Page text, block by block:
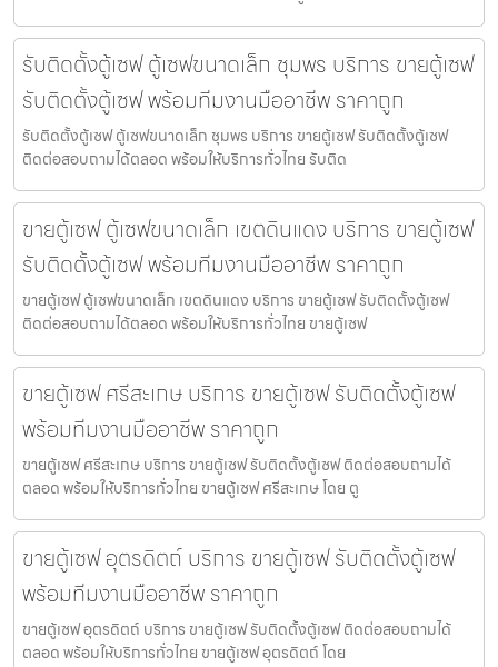
รับติดตั้งตู้เซฟ ตู้เซฟขนาดเล็ก ชุมพร บริการ ขายตู้เซฟ
รับติดตั้งตู้เซฟ พร้อมทีมงานมืออาชีพ ราคาถูก
รับติดตั้งตู้เซฟ ตู้เซฟขนาดเล็ก ชุมพร บริการ ขายตู้เซฟ รับติดตั้งตู้เซฟ
ติดต่อสอบถามได้ตลอด พร้อมให้บริการทั่วไทย รับติด
ขายตู้เซฟ ตู้เซฟขนาดเล็ก เขตดินแดง บริการ ขายตู้เซฟ
รับติดตั้งตู้เซฟ พร้อมทีมงานมืออาชีพ ราคาถูก
ขายตู้เซฟ ตู้เซฟขนาดเล็ก เขตดินแดง บริการ ขายตู้เซฟ รับติดตั้งตู้เซฟ
ติดต่อสอบถามได้ตลอด พร้อมให้บริการทั่วไทย ขายตู้เซฟ
ขายตู้เซฟ ศรีสะเกษ บริการ ขายตู้เซฟ รับติดตั้งตู้เซฟ
พร้อมทีมงานมืออาชีพ ราคาถูก
ขายตู้เซฟ ศรีสะเกษ บริการ ขายตู้เซฟ รับติดตั้งตู้เซฟ ติดต่อสอบถามได้
ตลอด พร้อมให้บริการทั่วไทย ขายตู้เซฟ ศรีสะเกษ โดย ตู
ขายตู้เซฟ อุตรดิตถ์ บริการ ขายตู้เซฟ รับติดตั้งตู้เซฟ
พร้อมทีมงานมืออาชีพ ราคาถูก
ขายตู้เซฟ อุตรดิตถ์ บริการ ขายตู้เซฟ รับติดตั้งตู้เซฟ ติดต่อสอบถามได้
ตลอด พร้อมให้บริการทั่วไทย ขายตู้เซฟ อุตรดิตถ์ โดย